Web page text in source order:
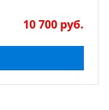
10 700 руб.